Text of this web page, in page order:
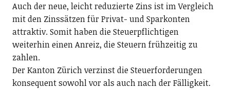
Auch der neue, leicht reduzierte Zins ist im Vergleich
mit den Zinssätzen für Privat- und Sparkonten
attraktiv. Somit haben die Steuerpflichtigen
weiterhin einen Anreiz, die Steuern frühzeitig zu
zahlen.
Der Kanton Zürich verzinst die Steuerforderungen
konsequent sowohl vor als auch nach der Fälligkeit.